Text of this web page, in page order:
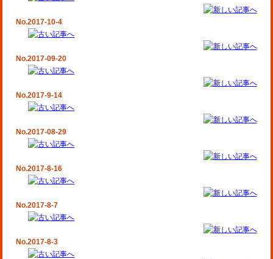
No.2017-10-4
No.2017-09-20
No.2017-9-14
No.2017-08-29
No.2017-8-16
No.2017-8-7
No.2017-8-3